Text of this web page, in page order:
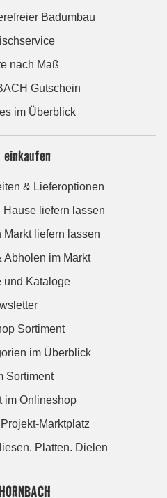
Badumbau
nach Maß
Gutschein
im Überblick
einkaufen
& Lieferoptionen
Hause liefern lassen
Markt liefern lassen
Abholen im Markt
und Kataloge
Sortiment
im Überblick
Sortiment
im Onlineshop
Marktplatz
Platten. Dielen